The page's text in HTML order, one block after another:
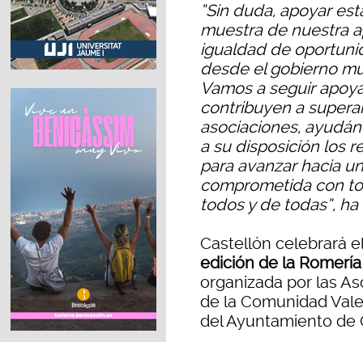
“Sin duda, apoyar
muestra de nuestra
igualdad de
desde el gobierno
Vamos a seguir
contribuyen a
asociaciones,
a su disposición los
para avanzar hacia
comprometida con
todos y de todas”,
Castellón celebrará
edición de la
organizada por las
de la Comunidad
del Ayuntamiento de